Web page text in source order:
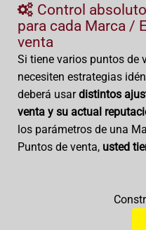
Control
para cada Marca /
venta
Si tiene varios puntos de
necesiten estrategias
deberá usardistintos
venta y su actual
los parámetros de una
Puntos de venta, usted